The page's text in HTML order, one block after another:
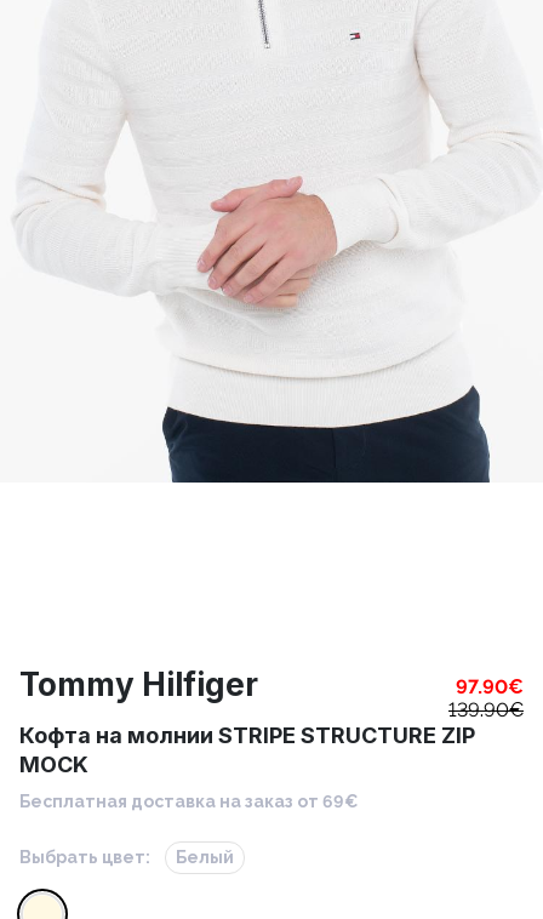
Tommy Hilfiger 97.90€
139.90€
Кофта на молнии STRIPE STRUCTURE ZIP
MOCK
Бесплатная доставка на заказ от 69€
Выбрать цвет: Белый